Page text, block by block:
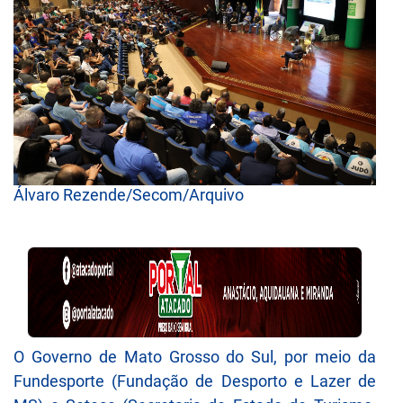
Álvaro Rezende/Secom/Arquivo
O Governo de Mato Grosso do Sul, por meio da
Fundesporte (Fundação de Desporto e Lazer de